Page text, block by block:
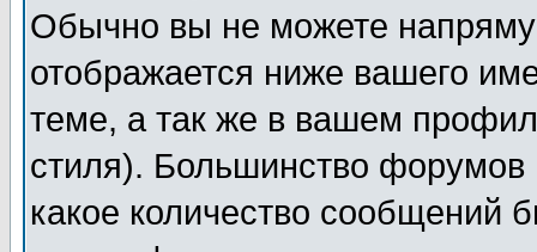
Обычно вы не можете
отображается ниже вашего
теме, а так же в вашем
стиля). Большинство форумов
какое количество сообщений